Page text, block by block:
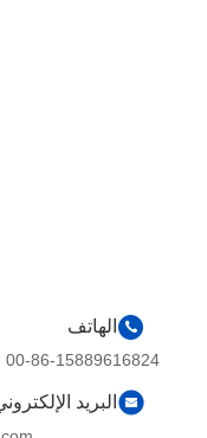
الهاتف
00-86-15889616824
البريد